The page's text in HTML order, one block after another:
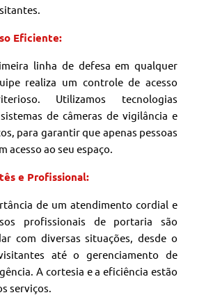
Eficiente:
linha de defesa em qualquer
realiza um controle de acesso
Utilizamos tecnologias
de câmeras de vigilância e
para garantir que apenas pessoas
acesso ao seu espaço.
e Profissional:
de um atendimento cordial e
profissionais de portaria são
com diversas situações, desde o
até o gerenciamento de
A cortesia e a eficiência estão
serviços.